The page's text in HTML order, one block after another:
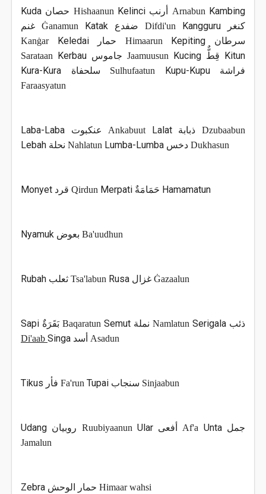
Kuda Hishaanun Kelinci Arnabun Kambing
Ġanamun Katak ضفدع Difdi'un Kangguru
كنغر
Kanġar Keledai Himaarun Kepiting
سرطان
Sarataan Kerbau Jaamuusun Kucing
Kitun
Kura-Kura
Sulhufaatun Kupu-Kupu
فراشة
Faraasyatun
Laba-Laba عنكبوت Ankabuut Lalat ذبابةDzubaabun
Lebah نحلة Nahlatun Lumba-Lumba Dukhasun
Monyet قرد Qirdun Merpati Hamamatun
Nyamuk بعوض Ba'uudhun
Rubah ثعلب Tsa'labun Rusa Ġazaalun
Sapi بَقَرَةٌ Baqaratun Semut نملة Namlatun Serigala ذئب
Di'aab Singa أسد Asadun
Tikus Fa'run Tupai سنجاب Sinjaabun
Udang Ruubiyaanun Ular Af'a Unta جمل
Jamalun
Zebra حمار الوحش Himaar wahsi